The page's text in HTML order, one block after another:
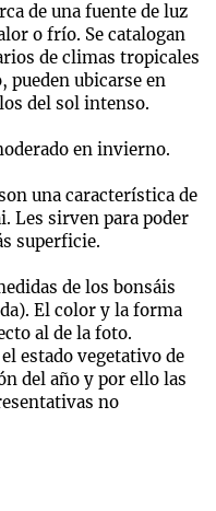
de una fuente de luz
o frío. Se catalogan
de climas tropicales
pueden ubicarse en
del sol intenso.
en invierno.
una característica de
Les sirven para poder
superficie.
de los bonsáis
El color y la forma
al de la foto.
estado vegetativo de
del año y por ello las
no